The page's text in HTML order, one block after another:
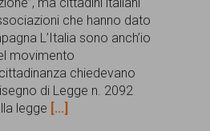
ma cittadini italiani
che hanno dato
L’Italia sono anch’io
movimento
chiedevano
di Legge n. 2092
legge [...]